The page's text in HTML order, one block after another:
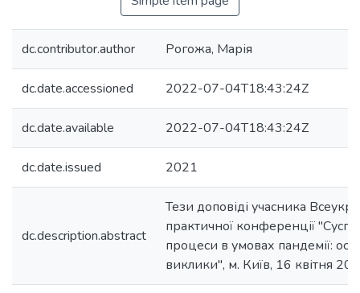
dc.contributor.author Рогожа, Марія
dc.date.accessioned 2022-07-04T18:43:24Z
dc.date.available 2022-07-04T18:43:24Z
dc.date.issued 2021
dc.description.abstract
Тези доповіді учасника
практичної конференції
процеси в умовах пандемії:
виклики", м. Київ, 16 квітня